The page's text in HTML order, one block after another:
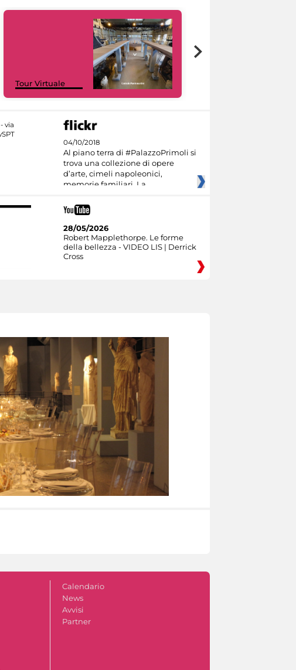
Tour Virtuale
04/10/2018
Al piano terra di #PalazzoPrimoli si
trova una collezione di opere
d’arte, cimeli napoleonici,
memorie familiari. La
28/05/2026
Robert Mapplethorpe. Le forme
della bellezza - VIDEO LIS | Derrick
Cross
Calendario
News
Avvisi
Partner